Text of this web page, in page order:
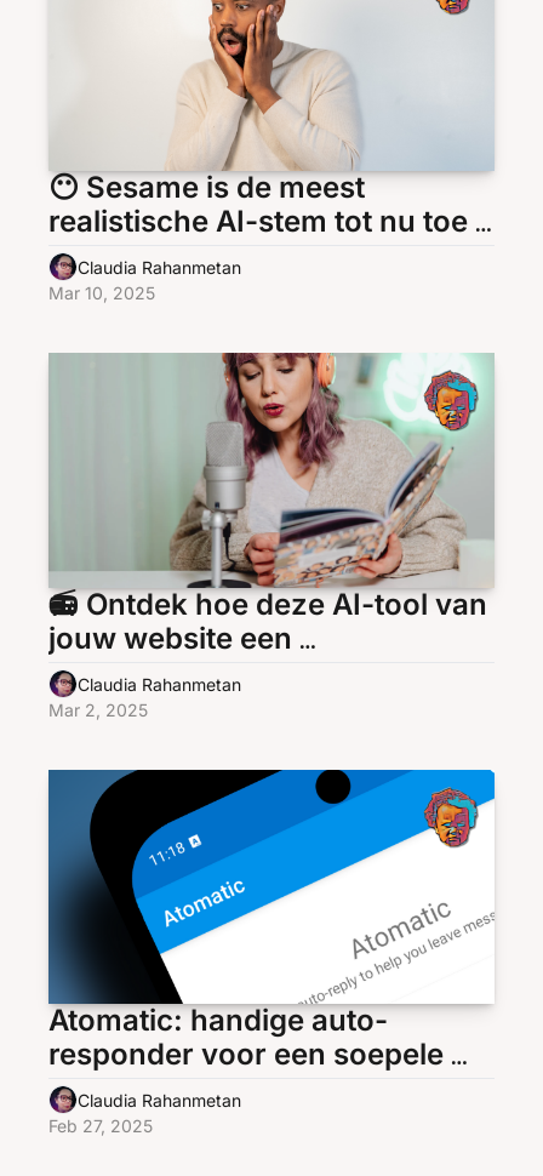
😶 Sesame is de meest
realistische AI-stem tot nu toe
(en dat is best eng)
Claudia Rahanmetan
Mar 10, 2025
📻 Ontdek hoe deze AI-tool van
jouw website een
spraakmakende podcast maakt
Claudia Rahanmetan
Mar 2, 2025
Atomatic: handige auto-
responder voor een soepele
overstap van WhatsApp naar
Signal
Claudia Rahanmetan
Feb 27, 2025